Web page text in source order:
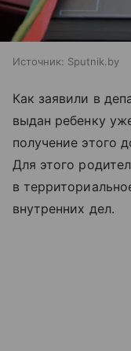
Источник: Sputnik.by
Как заявили в
выдан ребенку
получение этого
Для этого
в
внутренних дел.